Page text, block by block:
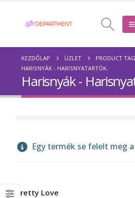
KEZDŐLAP ÜZLET
PRODUCT
HARISNYÁK - HARISNYATARTÓK.
Harisnyák -
Egy termék se felelt meg
Pretty Love